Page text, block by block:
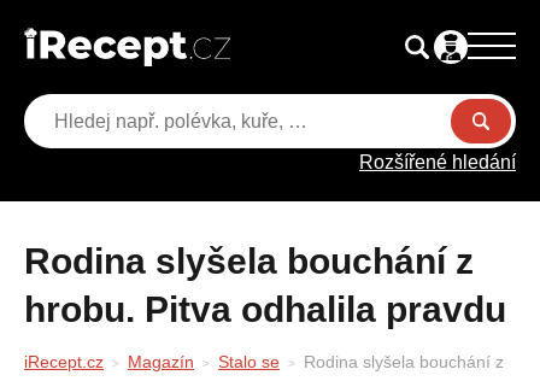
Rozšířené hledání
Rodina slyšela bouchání z
hrobu. Pitva odhalila pravdu
iRecept.cz Magazín Stalo se
Rodina slyšela bouchání z